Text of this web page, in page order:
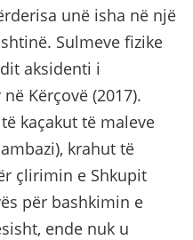
unë isha në një
Sulmeve fizike
aksidenti i
Kërçovë (2017).
kaçakut të maleve
krahut të
çlirimin e Shkupit
për bashkimin e
ende nuk u